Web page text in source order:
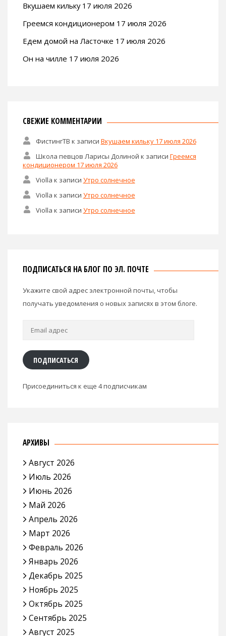
Вкушаем кильку 17 июля 2026
Греемся кондиционером 17 июля 2026
Едем домой на Ласточке 17 июля 2026
Он на чилле 17 июля 2026
СВЕЖИЕ КОММЕНТАРИИ
ФистингТВ к записи Вкушаем кильку 17 июля 2026
Школа певцов Ларисы Долиной к записи Греемся
кондиционером 17 июля 2026
Violla к записи Утро солнечное
Violla к записи Утро солнечное
Violla к записи Утро солнечное
ПОДПИСАТЬСЯ НА БЛОГ ПО ЭЛ. ПОЧТЕ
Укажите свой адрес электронной почты, чтобы
получать уведомления о новых записях в этом блоге.
Email
ПОДПИСАТЬСЯ
Присоединиться к еще 4 подписчикам
АРХИВЫ
Август 2026
Июль 2026
Июнь 2026
Май 2026
Апрель 2026
Март 2026
Февраль 2026
Январь 2026
Декабрь 2025
Ноябрь 2025
Октябрь 2025
Сентябрь 2025
Август 2025